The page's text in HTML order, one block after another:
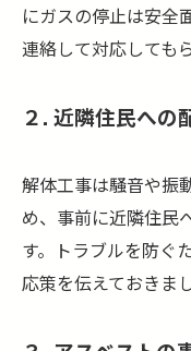
にガスの停止は安全
連絡して対応しても
２. 近隣住民への
解体工事は騒音や振
め、事前に近隣住民
す。トラブルを防ぐ
応策を伝えておきま